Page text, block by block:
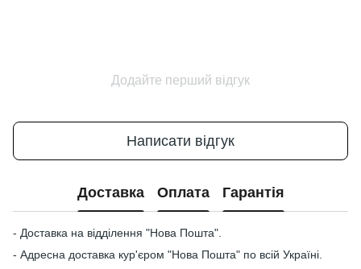
Додайте перший відгук
Написати відгук
Доставка Оплата Гарантія
- Доставка на відділення "Нова Пошта".
- Адресна доставка кур'єром "Нова Пошта" по всій Україні.